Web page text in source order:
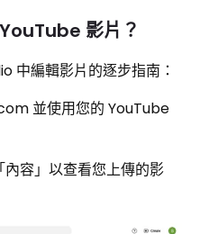
影片？
中編輯影片的逐步指南：
並使用您的 YouTube
容」以查看您上傳的影